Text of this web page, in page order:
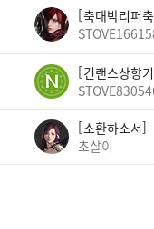
축대박리퍼축
건랜스상향
소환하소서
초살이